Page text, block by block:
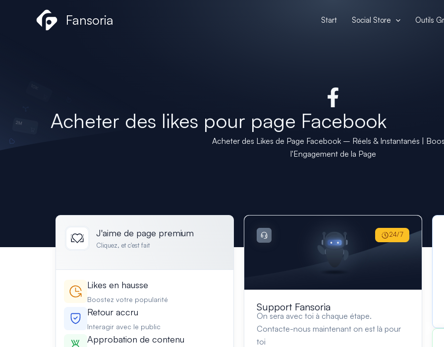
Fansoria Start Social Store Outils
Acheter des likes pour page Facebook
Acheter des Likes de Page Facebook – Réels & Instantanés |
l'Engagement de la Page
J'aime de page premium
Cliquez, et c'est fait
Likes en hausse
Boostez votre popularité
Retour accru
Interagir avec le public
Approbation de contenu
Support Fansoria
On sera avec toi à chaque étape.
Contacte-nous maintenant on est là pour
toi
24/7